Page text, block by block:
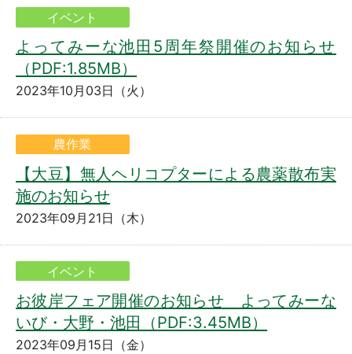
イベント
よってみーな池田5周年祭開催のお知らせ
（PDF:1.85MB）
2023年10月03日（火）
農作業
【大豆】無人ヘリコプターによる農薬散布実
施のお知らせ
2023年09月21日（木）
イベント
お彼岸フェア開催のお知らせ よってみーな
いび・大野・池田（PDF:3.45MB）
2023年09月15日（金）